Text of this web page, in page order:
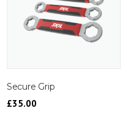
Secure Grip
£35.00